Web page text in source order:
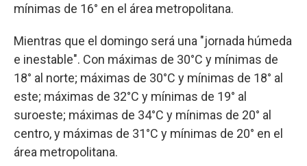
mínimas de 16° en el área metropolitana.
Mientras que el domingo será una "jornada húmeda
e inestable". Con máximas de 30°C y mínimas de
18° al norte; máximas de 30°C y mínimas de 18° al
este; máximas de 32°C y mínimas de 19° al
suroeste; máximas de 34°C y mínimas de 20° al
centro, y máximas de 31°C y mínimas de 20° en el
área metropolitana.